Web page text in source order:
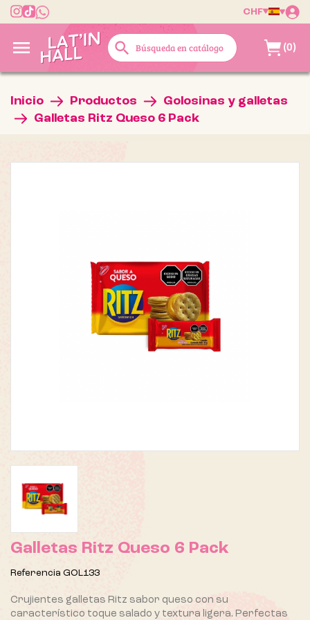
CHF
 search (0)
Inicio Productos
Golosinas y galletas
Galletas Ritz Queso 6 Pack
Galletas Ritz Queso 6 Pack
Referencia GOL133
Crujientes galletas Ritz sabor queso con su
característico toque salado y textura ligera. Perfectas